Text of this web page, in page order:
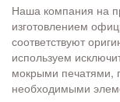
Наша компания на
изготовлением
соответствуют
используем
мокрыми печатями,
необходимыми